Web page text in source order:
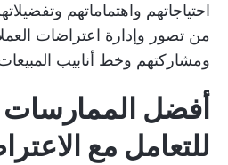
احتياجاتهم واهتماماتهم
من تصور وإدارة اعتراضات
ومشاركتهم وخط أنابيب
أفضل الممارسات
للتعامل مع